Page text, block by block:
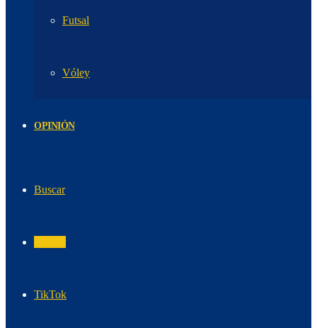
Futsal
Vóley
OPINIÓN
Buscar
TikTok